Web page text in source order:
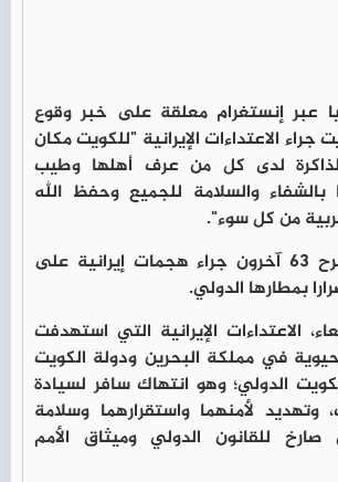
عبر إنستغرام معلقة على خبر وقوع
الاعتداءات الإيرانية "للكويت مكان
لدى كل من عرف أهلها وطيب
بالشفاء والسلامة للجميع وحفظ الله
من كل سوء".
وقتل شخص وجرح 63 آخرون جراء هجمات إيرانية على
بمطارها الدولي.
الاعتداءات الإيرانية التي استهدفت
في مملكة البحرين ودولة الكويت
الدولي؛ وهو انتهاك سافر لسيادة
وتهديد لأمنهما واستقرارهما وسلامة
صارخ للقانون الدولي وميثاق الأمم